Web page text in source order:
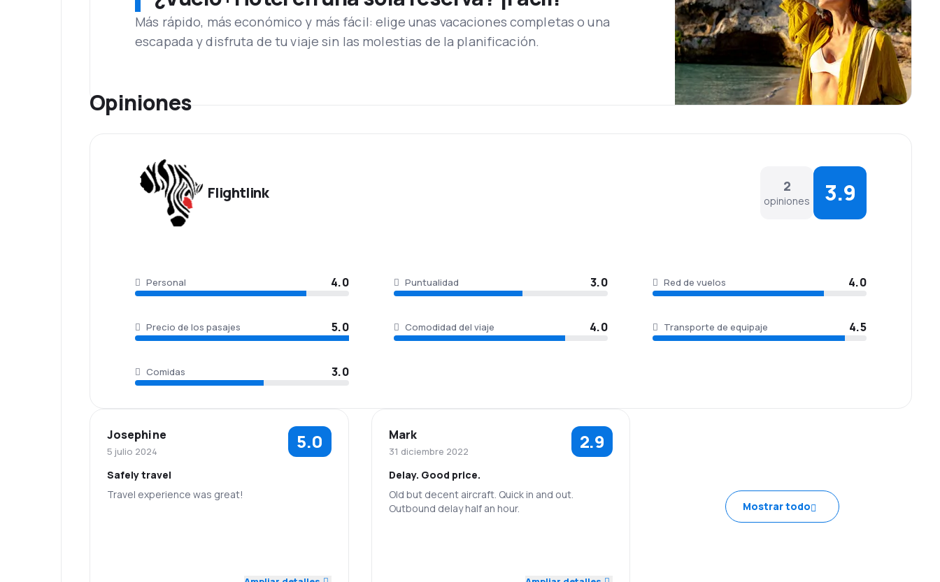
Más rápido, más económico y más fácil: elige unas vacaciones completas o una
escapada y disfruta de tu viaje sin las molestias de la planificación.
Opiniones
Flightlink 2
opiniones 3.9
Personal 4.0 Puntualidad 3.0 Red de vuelos 4.0
Precio de los pasajes 5.0 Comodidad del viaje 4.0 Transporte de equipaje 4.5
Comidas 3.0
Josephine
5 julio 2024 5.0
Safely travel
Travel experience was great!
Mark
31 diciembre 2022 2.9
Delay. Good price.
Old but decent aircraft. Quick in and out.
Outbound delay half an hour.
5.0
Mostrar todo